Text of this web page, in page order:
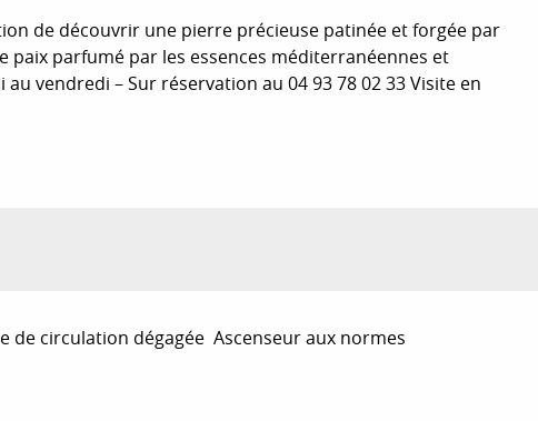
de découvrir une pierre précieuse patinée et forgée par
paix parfumé par les essences méditerranéennes et
vendredi – Sur réservation au 04 93 78 02 33 Visite en
de circulation dégagée Ascenseur aux normes